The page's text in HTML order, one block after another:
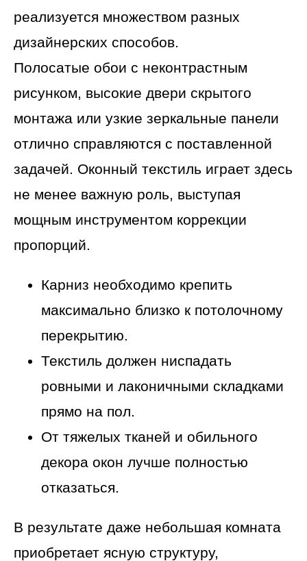
реализуется множеством разных
дизайнерских способов.
Полосатые обои с неконтрастным
рисунком, высокие двери скрытого
монтажа или узкие зеркальные панели
отлично справляются с поставленной
задачей. Оконный текстиль играет здесь
не менее важную роль, выступая
мощным инструментом коррекции
пропорций.
Карниз необходимо крепить
максимально близко к потолочному
перекрытию.
Текстиль должен ниспадать
ровными и лаконичными складками
прямо на пол.
От тяжелых тканей и обильного
декора окон лучше полностью
отказаться.
В результате даже небольшая комната
приобретает ясную структуру,